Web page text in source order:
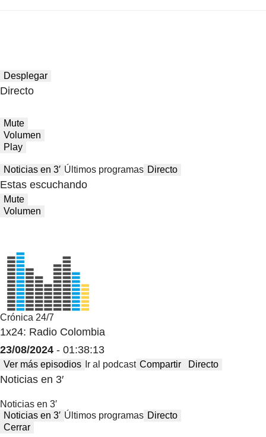
Desplegar
Directo
Mute
Volumen
Play
Noticias en 3′ Últimos programas Directo
Estas escuchando
Mute
Volumen
Crónica 24/7
1x24: Radio Colombia
23/08/2024 - 01:38:13
Ver más episodios Ir al podcast Compartir Directo
Noticias en 3′
Noticias en 3′
Noticias en 3′ Últimos programas Directo
Cerrar